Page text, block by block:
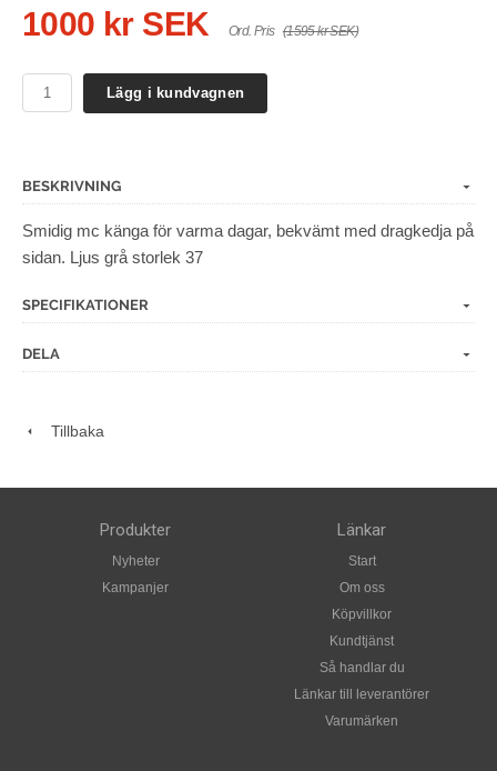
1000 kr SEK Ord. Pris (1595 kr SEK)
Lägg i kundvagnen
BESKRIVNING
Smidig mc känga för varma dagar, bekvämt med dragkedja på
sidan. Ljus grå storlek 37
SPECIFIKATIONER
DELA
Tillbaka
Produkter
Nyheter
Kampanjer
Länkar
Start
Om oss
Köpvillkor
Kundtjänst
Så handlar du
Länkar till leverantörer
Varumärken